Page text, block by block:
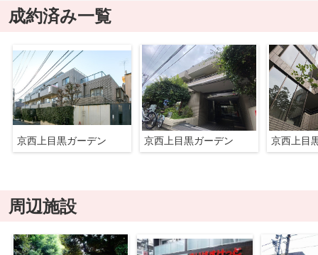
成約済み一覧
京西上目黒ガーデン 京西上目黒ガーデン 京西上目
周辺施設